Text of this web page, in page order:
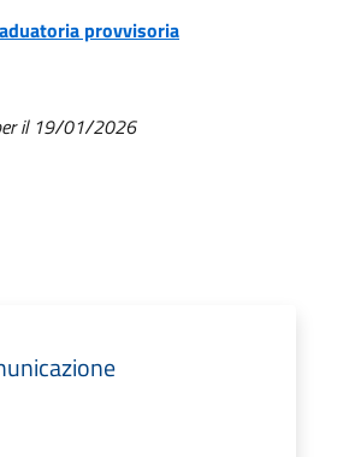
provvisoria
il 19/01/2026